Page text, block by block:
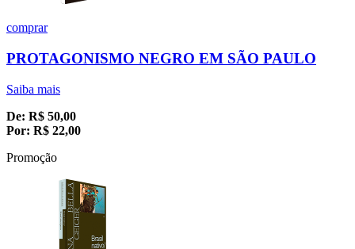
comprar
PROTAGONISMO NEGRO EM SÃO PAULO
Saiba mais
De: R$ 50,00
Por: R$ 22,00
Promoção